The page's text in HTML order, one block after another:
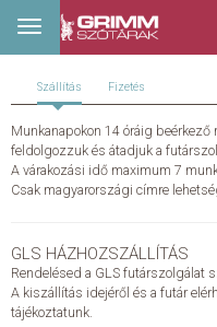
Toggle
navigation
Szállítás Fizetés
Munkanapokon 14 óráig
feldolgozzuk és átadjuk a
A várakozási idő maximum 7
Csak magyarországi címre
GLS HÁZHOZSZÁLLÍTÁS
Rendelésed a GLS futárszolgálat
A kiszállítás idejéről és a futár
tájékoztatunk.
BEJELENTKEZÉS
TANULÓSZÓTÁR
GYEREKSZÓTÁR
KÉPES SZÓTÁR
KÉZISZÓTÁR
EGYÉB SZÓTÁR